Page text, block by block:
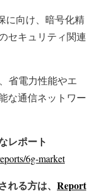
に向け、暗号化精
セキュリティ関連
省電力性能やエ
な通信ネットワー
レポート
6g-market
る方は、 Report